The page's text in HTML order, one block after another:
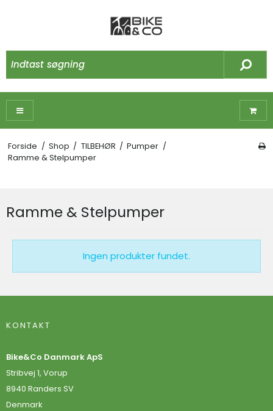
Forside / Shop / TILBEHØR / Pumper /
Ramme & Stelpumper
Ramme & Stelpumper
Ingen produkter fundet.
KONTAKT
Bike&Co Danmark ApS
Stribvej 1, Vorup
8940 Randers SV
Denmark